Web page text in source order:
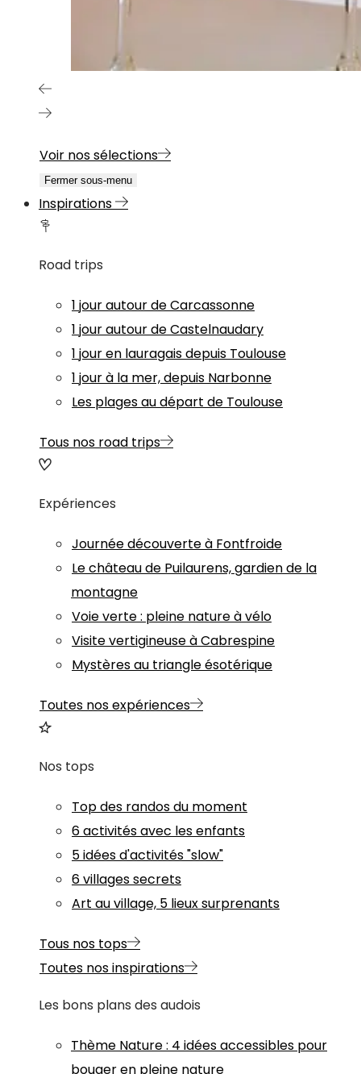
Voir nos sélections
Fermer sous-menu
Inspirations
Road trips
1 jour autour de Carcassonne
1 jour autour de Castelnaudary
1 jour en lauragais depuis Toulouse
1 jour à la mer, depuis Narbonne
Les plages au départ de Toulouse
Tous nos road trips
Expériences
Journée découverte à Fontfroide
Le château de Puilaurens, gardien de la
montagne
Voie verte : pleine nature à vélo
Visite vertigineuse à Cabrespine
Mystères au triangle ésotérique
Toutes nos expériences
Nos tops
Top des randos du moment
6 activités avec les enfants
5 idées d'activités "slow"
6 villages secrets
Art au village, 5 lieux surprenants
Tous nos tops
Toutes nos inspirations
Les bons plans des audois
Thème Nature: 4 idées accessibles pour
bouger en pleine nature